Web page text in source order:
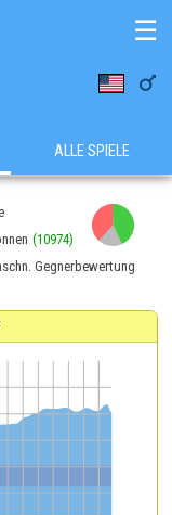

☰
ALLE SPIELE
(10974)
Gegnerbewertung